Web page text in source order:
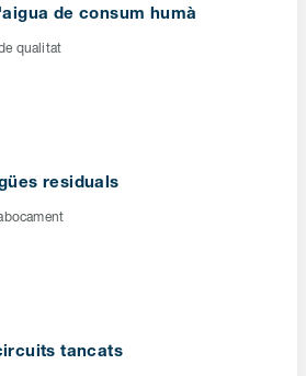
de consum humà
qualitat
residuals
tancats